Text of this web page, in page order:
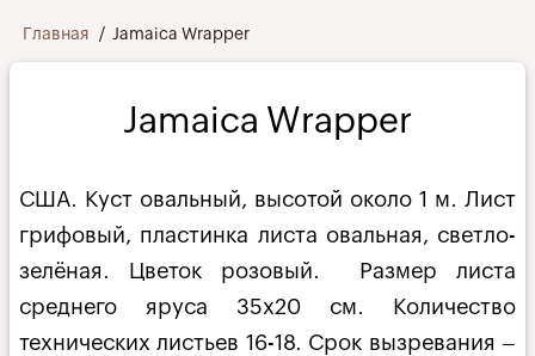
menu
Строка
Главная Jamaica Wrapper
Jamaica Wrapper
США. Куст овальный, высотой около 1 м. Лист
грифовый, пластинка листа овальная, светло-
зелёная. Цветок розовый. Размер листа
среднего яруса 35х20 см. Количество
технических листьев 16-18. Срок вызревания –